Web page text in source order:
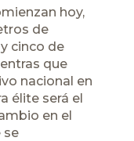
hoy,
de
cinco de
que
nacional en
élite será el
en el
se